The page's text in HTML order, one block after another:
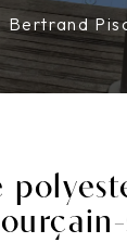
Bertrand